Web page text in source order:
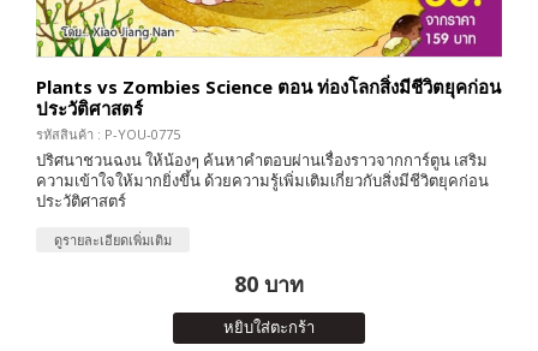
Plants vs Zombies Science ตอน ท่องโลกสิ่งมีชีวิตยุคก่อน
ประวัติศาสตร์
รหัสสินค้า : P-YOU-0775
ปริศนาชวนฉงน ให้น้องๆ ค้นหาคำตอบผ่านเรื่องราวจากการ์ตูน เสริม
ความเข้าใจให้มากยิ่งขึ้น ด้วยความรู้เพิ่มเติมเกี่ยวกับสิ่งมีชีวิตยุคก่อน
ประวัติศาสตร์
ดูรายละเอียดเพิ่มเติม
80 บาท
หยิบใส่ตะกร้า